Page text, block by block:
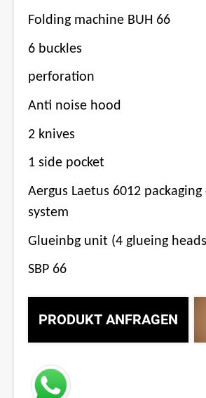
Folding machine BUH 66
6 buckles
perforation
Anti noise hood
2 knives
1 side pocket
Aergus Laetus 6012 packaging
system
Glueinbg unit (4 glueing heads
SBP 66
PRODUKT ANFRAGEN